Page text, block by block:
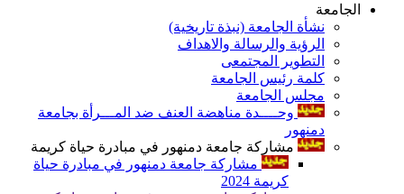
الجامعة
نشأة الجامعة (نبذة تاريخية)
الرؤية والرسالة والاهداف
التطوير المجتمعى
كلمة رئيس الجامعة
مجلس الجامعة
وحــــدة مناهضة العنف ضد المـــرأة بجامعة
دمنهور
مشاركة جامعة دمنهور في مبادرة حياة كريمة
مشاركة جامعة دمنهور في مبادرة حياة
كريمة 2024